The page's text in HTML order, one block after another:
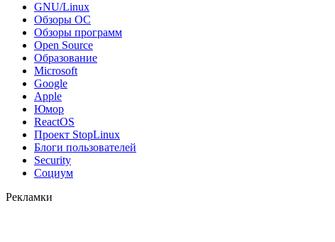
GNU/Linux
Обзоры ОС
Обзоры программ
Open Source
Образование
Microsoft
Google
Apple
Юмор
ReactOS
Проект StopLinux
Блоги пользователей
Security
Социум
Рекламки